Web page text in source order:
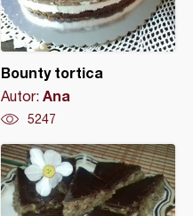
Bounty tortica
Autor: Ana
5247